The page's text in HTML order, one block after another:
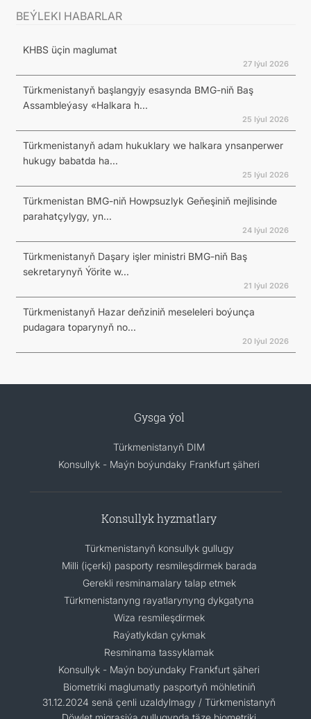
BEÝLEKI HABARLAR
KHBS üçin maglumat
27 Iýul 2026
Türkmenistanyň başlangyjy esasynda BMG-niň Baş
Assambleýasy «Halkara h...
25 Iýul 2026
Türkmenistanyň adam hukuklary we halkara ynsanperwer
hukugy babatda ha...
25 Iýul 2026
Türkmenistan BMG-niň Howpsuzlyk Geňeşiniň mejlisinde
parahatçylygy, yn...
24 Iýul 2026
Türkmenistanyň Daşary işler ministri BMG-niň Baş
sekretarynyň Ýörite w...
21 Iýul 2026
Türkmenistanyň Hazar deňziniň meseleleri boýunça
pudagara toparynyň no...
20 Iýul 2026
Gysga ýol
Türkmenistanyň DIM
Konsullyk - Maýn boýundaky Frankfurt şäheri
Konsullyk hyzmatlary
Türkmenistanyň konsullyk gullugy
Milli (içerki) pasporty resmileşdirmek barada
Gerekli resminamalary talap etmek
Türkmenistanyng rayatlarynyng dykgatyna
Wiza resmileşdirmek
Raýatlykdan çykmak
Resminama tassyklamak
Konsullyk - Maýn boýundaky Frankfurt şäheri
Biometriki maglumatly pasportyň möhletiniň
31.12.2024 senä çenli uzaldylmagy / Türkmenistanyň